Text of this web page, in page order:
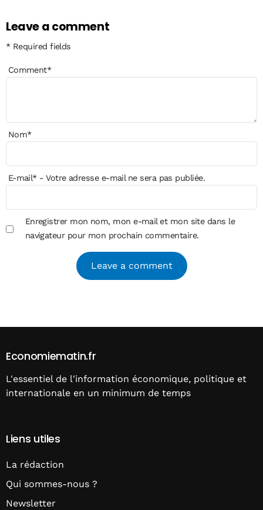
Leave a comment
* Required fields
Comment*
Nom*
E-mail*- Votre adresse e-mail ne sera pas publiée.
Enregistrer mon nom, mon e-mail et mon site dans le
navigateur pour mon prochain commentaire.
Economiematin.fr
L'essentiel de l'information économique, politique et
internationale en un minimum de temps
Liens utiles
La rédaction
Qui sommes-nous ?
Newsletter